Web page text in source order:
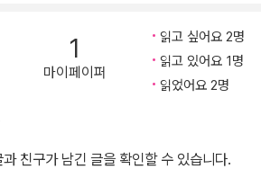
을 예술로 연금해 탄생과 죽음에 저항하는
술가’들에게 이 시집을 바친다(황유원의 편
같고 또 어떤 박수 소리는 한없이 쏟아지
1
마이페이퍼
읽고 싶어요 2명
읽고 있어요 1명
읽었어요 2명
친구가 남긴 글을 확인할 수 있습니다.